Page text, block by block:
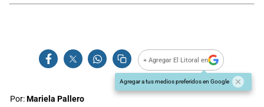
+ Agregar El Litoral en
Agregar a tus medios preferidos en Google
Por:Mariela Pallero